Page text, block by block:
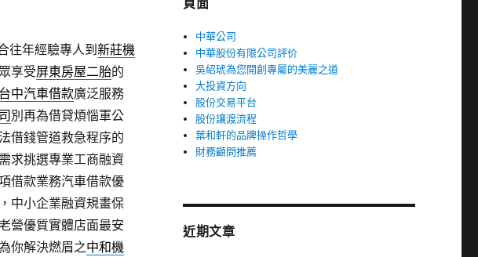
往年經驗專人到 新莊機
享受屏東房屋二胎的
台中汽車借款廣泛服務
別再為借貸煩惱軍公
借錢管道救急程序的
求挑選專業工商融資
借款業務汽車借款優
中小企業融資規畫保
營優質實體店面最安
你解決燃眉之中和機
頁面
中華公司
中華股份有限公司評价
吳紹琥為您開創專屬的美麗之道
大投資方向
股份交易平台
股份讓渡流程
葉和軒的品牌操作哲學
財務顧問推薦
近期文章